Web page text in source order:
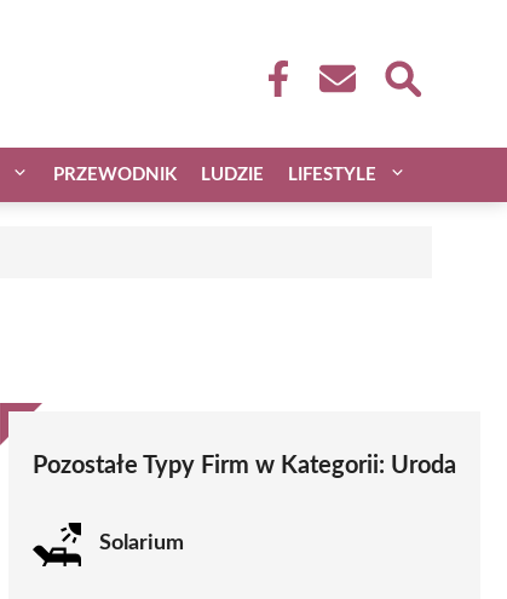
PRZEWODNIK LUDZIE LIFESTYLE
Pozostałe Typy Firm w Kategorii: Uroda
Solarium